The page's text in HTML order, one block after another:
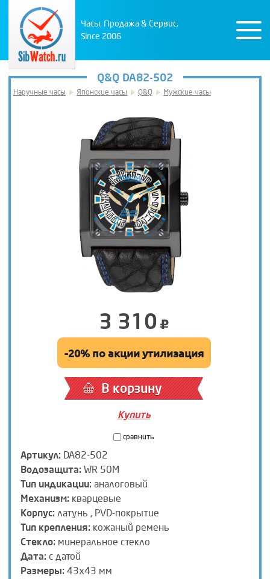
Часы. Продажа & Сервис.
Since 2006
Q&Q DA82-502
Наручные часы Японские часы Q&Q Мужские часы
3 310
-20% по акции утилизация
В корзину
Купить
сравнить
Артикул: DA82-502
Водозащита: WR 50M
Тип индикации: аналоговый
Механизм: кварцевые
Корпус: латунь , PVD-покрытие
Тип крепления: кожаный ремень
Стекло: минеральное стекло
Дата: с датой
Размеры: 43х43 мм